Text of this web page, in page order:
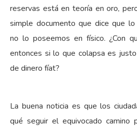
reservas está en teoría en oro,
simple documento que dice que
no lo poseemos en físico. ¿Con
entonces si lo que colapsa es
de dinero fíat?
La buena noticia es que los
qué seguir el equivocado